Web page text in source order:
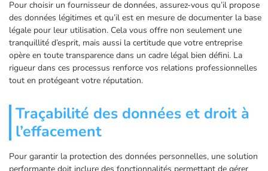
Pour choisir un fournisseur de données, assurez-vous qu’il propose
des données légitimes et qu’il est en mesure de documenter la base
légale pour leur utilisation. Cela vous offre non seulement une
tranquillité d’esprit, mais aussi la certitude que votre entreprise
opère en toute transparence dans un cadre légal bien défini. La
rigueur dans ces processus renforce vos relations professionnelles
tout en protégeant votre réputation.
Traçabilité des données et droit à
l’effacement
Pour garantir la protection des données personnelles, une solution